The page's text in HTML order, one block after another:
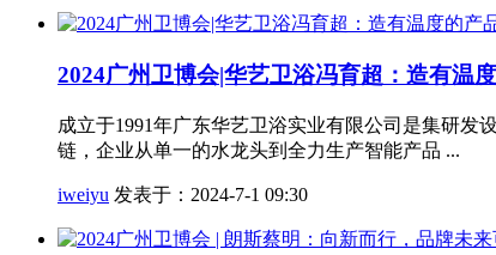
2024广州卫博会|华艺卫浴冯育超：造有温
成立于1991年广东华艺卫浴实业有限公司是集研
链，企业从单一的水龙头到全力生产智能产品 ...
iweiyu 发表于：2024-7-1 09:30